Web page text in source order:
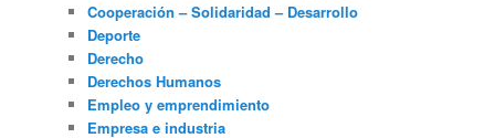
Cooperación – Solidaridad – Desarrollo
Deporte
Derecho
Derechos Humanos
Empleo y emprendimiento
Empresa e industria